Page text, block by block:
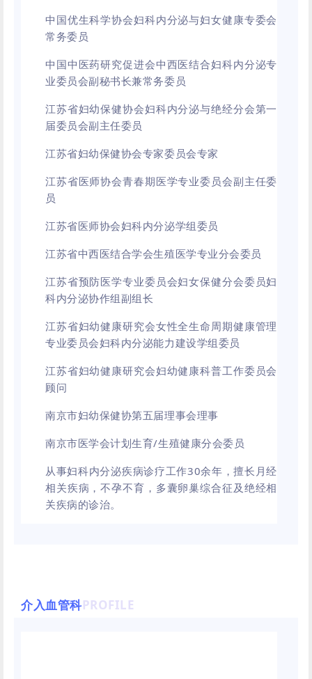
中国优生科学协会妇科内分泌与妇女健康专委会
常务委员
中国中医药研究促进会中西医结合妇科内分泌专
业委员会副秘书长兼常务委员
江苏省妇幼保健协会妇科内分泌与绝经分会第一
届委员会副主任委员
江苏省妇幼保健协会专家委员会专家
江苏省医师协会青春期医学专业委员会副主任委
员
江苏省医师协会妇科内分泌学组委员
江苏省中西医结合学会生殖医学专业分会委员
江苏省预防医学专业委员会妇女保健分会委员妇
科内分泌协作组副组长
江苏省妇幼健康研究会女性全生命周期健康管理
专业委员会妇科内分泌能力建设学组委员
江苏省妇幼健康研究会妇幼健康科普工作委员会
顾问
南京市妇幼保健协第五届理事会理事
南京市医学会计划生育/生殖健康分会委员
从事妇科内分泌疾病诊疗工作30余年，擅长月经
相关疾病，不孕不育，多囊卵巢综合征及绝经相
关疾病的诊治。
介入血管科PROFILE